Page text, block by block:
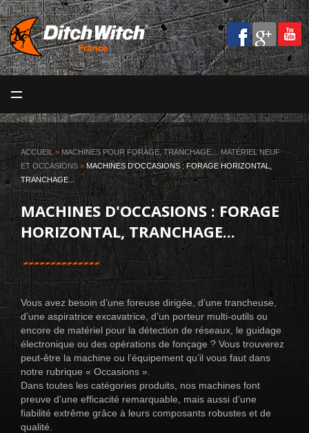
ACCUEIL
LA SOCIÉTÉ
MACHINES
SERVICES
VOS MÉTIERS
BLOG
CONTACT
ACCUEIL > MACHINES POUR FORAGE, TRANCHAGE… MATÉRIEL NEUF
ET OCCASIONS > MACHINES D'OCCASIONS : FORAGE HORIZONTAL,
TRANCHAGE...
MACHINES D'OCCASIONS : FORAGE
HORIZONTAL, TRANCHAGE...
Vous avez besoin d’une foreuse dirigée, d’une trancheuse,
d’une aspiratrice excavatrice, d’un porteur multi-outils ou
encore de matériel pour la détection de réseaux, le guidage
électronique ou des opérations de fonçage ? Vous trouverez
peut-être la machine ou l’équipement qu’il vous faut dans
notre rubrique « Occasions ».
Dans toutes les catégories produits, nos machines font
preuve d’une efficacité remarquable, mais aussi d’une
fiabilité extrême grâce à leurs composants robustes et de
qualité.